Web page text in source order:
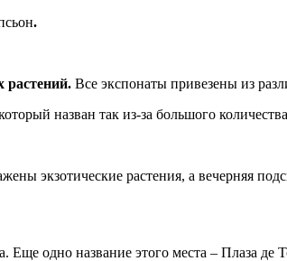
.
растений. Все экспонаты привезены из
назван так из-за большого
экзотические растения, а вечерняя
одно название этого места – Плаза де